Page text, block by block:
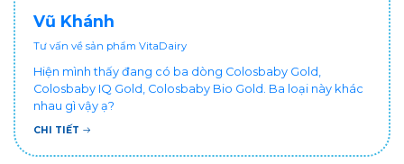
Vũ Khánh
Tư vấn về sản phẩm VitaDairy
Hiện mình thấy đang có ba dòng Colosbaby Gold,
Colosbaby IQ Gold, Colosbaby Bio Gold. Ba loại này khác
nhau gì vậy ạ?
CHI TIẾT